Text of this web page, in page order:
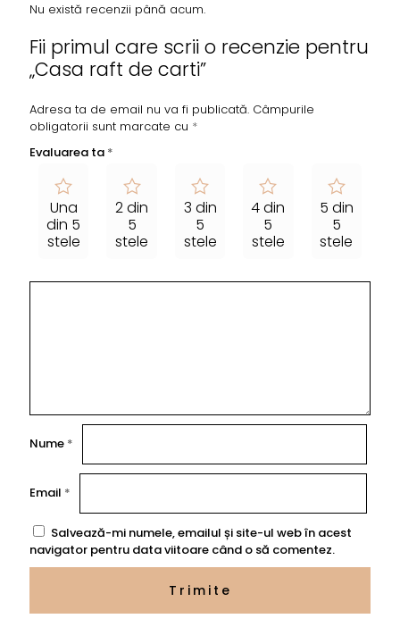
Nu există recenzii până acum.
Fii primul care scrii o recenzie pentru
„Casa raft de carti”
Adresa ta de email nu va fi publicată. Câmpurile
obligatorii sunt marcate cu *
Evaluarea ta *
Una
din 5
stele
2 din
5
stele
3 din
5
stele
4 din
5
stele
5 din
5
stele
Nume *
Email *
Salvează-mi numele, emailul și site-ul web în acest
navigator pentru data viitoare când o să comentez.